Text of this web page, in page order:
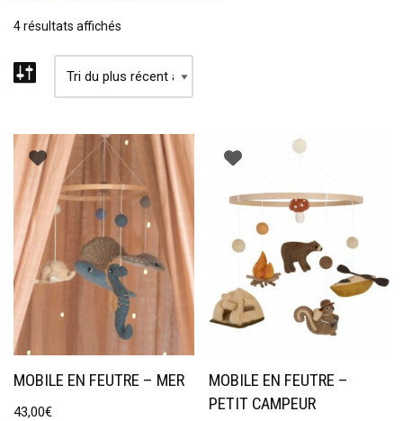
4 résultats affichés
MOBILE EN FEUTRE – MER
43,00€
MOBILE EN FEUTRE –
PETIT CAMPEUR